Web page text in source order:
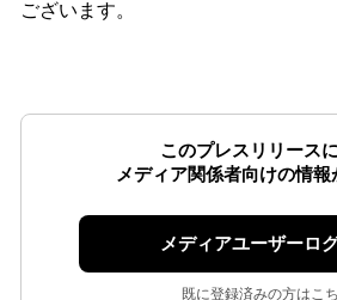
ございます。
このプレスリリースに
メディア関係者向けの情報
メディアユーザーロ
既に登録済みの方はこ